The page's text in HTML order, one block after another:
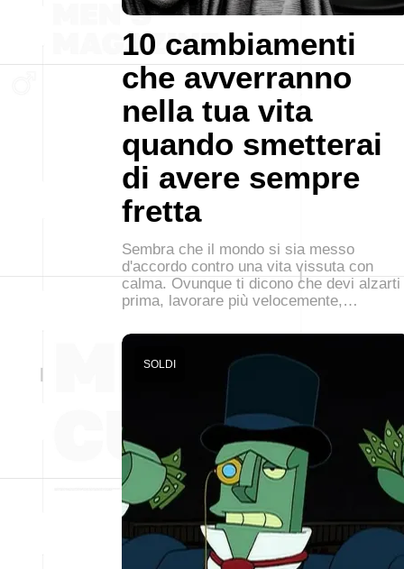
10 cambiamenti
che avverranno
nella tua vita
quando smetterai
di avere sempre
fretta
Sembra che il mondo si sia messo
d'accordo contro una vita vissuta con
calma. Ovunque ti dicono che devi alzarti
prima, lavorare più velocemente,…
SOLDI